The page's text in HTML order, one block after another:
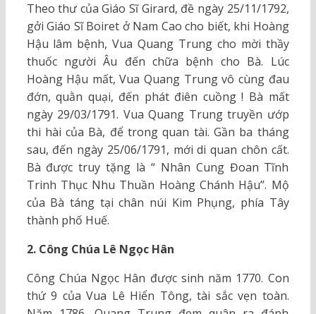
Theo thư của Giáo Sĩ Girard, đề ngày 25/11/1792,
gởi Giáo Sĩ Boiret ở Nam Cao cho biết, khi Hoàng
Hậu lâm bệnh, Vua Quang Trung cho mời thầy
thuốc người Âu đến chữa bệnh cho Bà. Lúc
Hoàng Hậu mất, Vua Quang Trung vô cùng đau
đớn, quằn quại, đến phát điên cuồng ! Bà mất
ngày 29/03/1791. Vua Quang Trung truyền ướp
thi hài của Bà, để trong quan tài. Gần ba tháng
sau, đến ngày 25/06/1791, mới di quan chôn cất.
Bà được truy tặng là “ Nhân Cung Đoan Tĩnh
Trinh Thục Nhu Thuần Hoàng Chánh Hậu”. Mộ
của Bà táng tại chân núi Kim Phụng, phía Tây
thành phố Huế.
2. Công Chúa Lê Ngọc Hân
Công Chúa Ngọc Hân được sinh năm 1770. Con
thứ 9 của Vua Lê Hiển Tông, tài sắc vẹn toàn.